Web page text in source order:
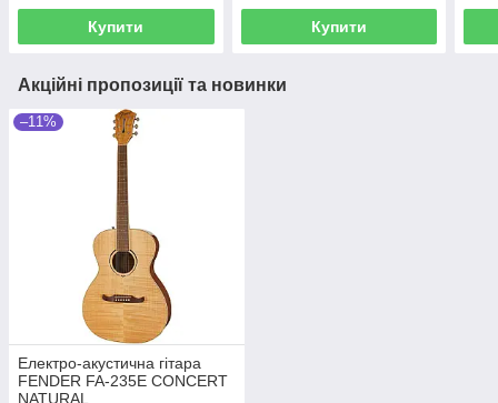
Купити Купити
Акційні пропозиції та новинки
–11%
Електро-акустична гітара
FENDER FA-235E CONCERT
NATURAL